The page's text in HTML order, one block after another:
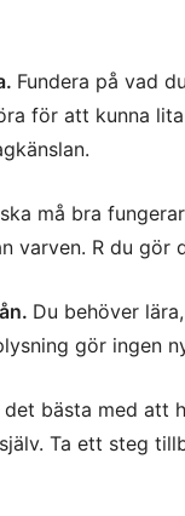
Fundera på vad
för att kunna
må bra
varven. R du
Du behöver
gör ingen
bästa med att
Ta ett steg